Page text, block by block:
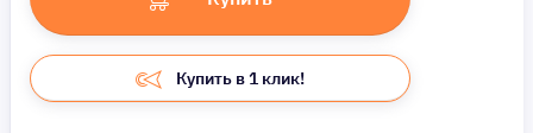
Купить в 1 клик!